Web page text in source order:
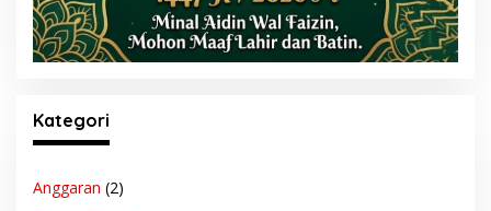
Kategori
Anggaran (2)